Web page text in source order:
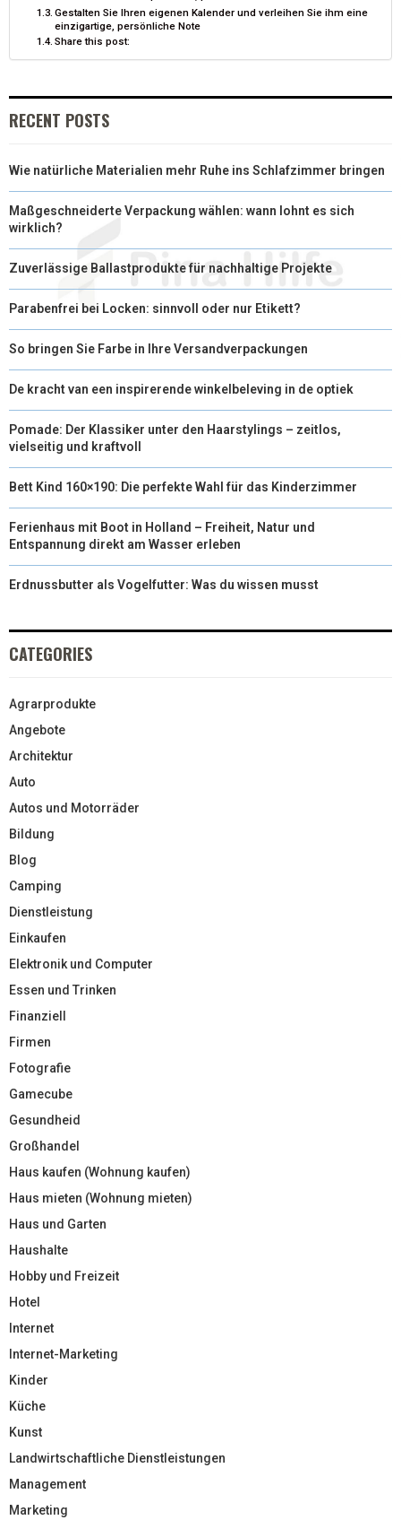
R
S
Gestalten Sie Ihren eigenen Kalender und verleihen Sie ihm eine
einzigartige, persönliche Note
Share this post:
RECENT POSTS
Wie natürliche Materialien mehr Ruhe ins Schlafzimmer bringen
Maßgeschneiderte Verpackung wählen: wann lohnt es sich
wirklich?
Zuverlässige Ballastprodukte für nachhaltige Projekte
Parabenfrei bei Locken: sinnvoll oder nur Etikett?
So bringen Sie Farbe in Ihre Versandverpackungen
De kracht van een inspirerende winkelbeleving in de optiek
Pomade: Der Klassiker unter den Haarstylings – zeitlos,
vielseitig und kraftvoll
Bett Kind 160×190: Die perfekte Wahl für das Kinderzimmer
Ferienhaus mit Boot in Holland – Freiheit, Natur und
Entspannung direkt am Wasser erleben
Erdnussbutter als Vogelfutter: Was du wissen musst
CATEGORIES
Agrarprodukte
Angebote
Architektur
Auto
Autos und Motorräder
Bildung
Blog
Camping
Dienstleistung
Einkaufen
Elektronik und Computer
Essen und Trinken
Finanziell
Firmen
Fotografie
Gamecube
Gesundheid
Großhandel
Haus kaufen (Wohnung kaufen)
Haus mieten (Wohnung mieten)
Haus und Garten
Haushalte
Hobby und Freizeit
Hotel
Internet
Internet-Marketing
Kinder
Küche
Kunst
Landwirtschaftliche Dienstleistungen
Management
Marketing